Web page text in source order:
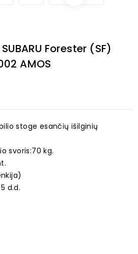
Forester (SF)
AMOS
stoge esančių išilginių
svoris:70 kg.
d.d.